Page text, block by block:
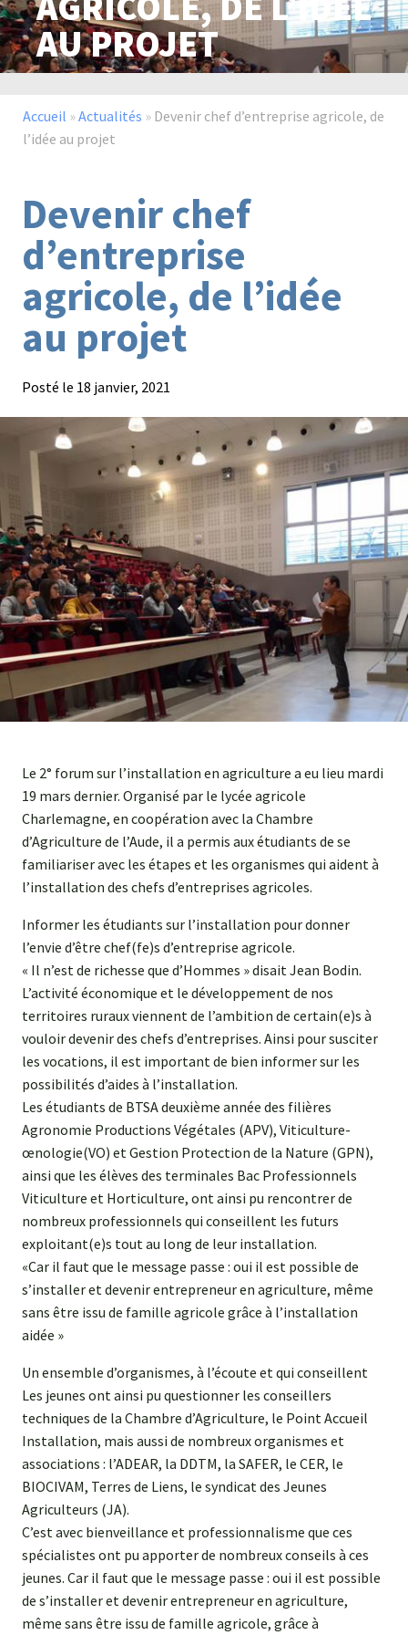
Paysage,
Trouver
sa
voie
AU PROJET
Accueil »Actualités » Devenir chef d’entreprise agricole, de
l’idée au projet
Devenir chef
d’entreprise
agricole, de l’idée
au projet
Posté le 18 janvier, 2021
Le 2° forum sur l’installation en agriculture a eu lieu mardi
19 mars dernier. Organisé par le lycée agricole
Charlemagne, en coopération avec la Chambre
d’Agriculture de l’Aude, il a permis aux étudiants de se
familiariser avec les étapes et les organismes qui aident à
l’installation des chefs d’entreprises agricoles.
Informer les étudiants sur l’installation pour donner
l’envie d’être chef(fe)s d’entreprise agricole.
« Il n’est de richesse que d’Hommes » disait Jean Bodin.
L’activité économique et le développement de nos
territoires ruraux viennent de l’ambition de certain(e)s à
vouloir devenir des chefs d’entreprises. Ainsi pour susciter
les vocations, il est important de bien informer sur les
possibilités d’aides à l’installation.
Les étudiants de BTSA deuxième année des filières
Agronomie Productions Végétales (APV), Viticulture-
œnologie(VO) et Gestion Protection de la Nature (GPN),
ainsi que les élèves des terminales Bac Professionnels
Viticulture et Horticulture, ont ainsi pu rencontrer de
nombreux professionnels qui conseillent les futurs
exploitant(e)s tout au long de leur installation.
«Car il faut que le message passe : oui il est possible de
s’installer et devenir entrepreneur en agriculture, même
sans être issu de famille agricole grâce à l’installation
aidée »
Un ensemble d’organismes, à l’écoute et qui conseillent
Les jeunes ont ainsi pu questionner les conseillers
techniques de la Chambre d’Agriculture, le Point Accueil
Installation, mais aussi de nombreux organismes et
associations : l’ADEAR, la DDTM, la SAFER, le CER, le
BIOCIVAM, Terres de Liens, le syndicat des Jeunes
Agriculteurs (JA).
C’est avec bienveillance et professionnalisme que ces
spécialistes ont pu apporter de nombreux conseils à ces
jeunes. Car il faut que le message passe : oui il est possible
de s’installer et devenir entrepreneur en agriculture,
même sans être issu de famille agricole, grâce à